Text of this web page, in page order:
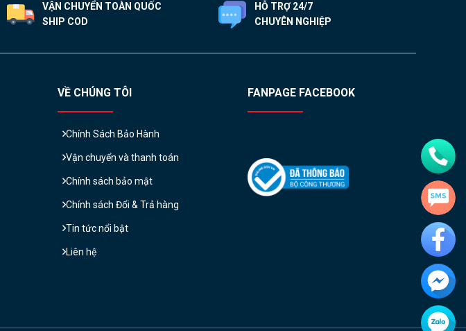
VẬN CHUYỂN TOÀN QUỐC
SHIP COD
HỖ TRỢ 24/7
CHUYÊN NGHIỆP
VỀ CHÚNG TÔI
Chính Sách Bảo Hành
Vận chuyển và thanh toán
Chính sách bảo mật
Chính sách Đổi & Trả hàng
Tin tức nổi bật
Liên hệ
FANPAGE FACEBOOK